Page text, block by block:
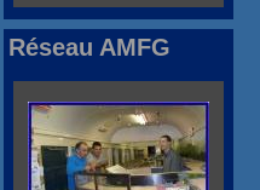
Réseau AMFG